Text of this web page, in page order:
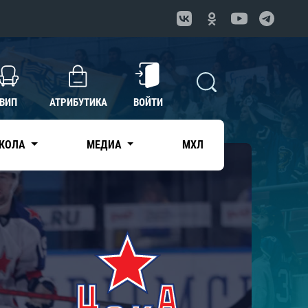
ВИП АТРИБУТИКА ВОЙТИ
МЕДИА МХЛ